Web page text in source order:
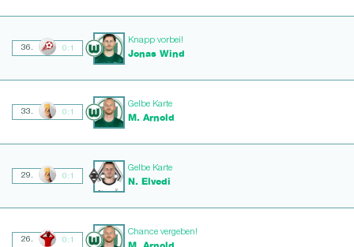
36. 0:1
Knapp vorbei!
Jonas Wind
33. 0:1
Gelbe Karte
M. Arnold
29. 0:1
Gelbe Karte
N. Elvedi
26. 0:1
Chance vergeben!